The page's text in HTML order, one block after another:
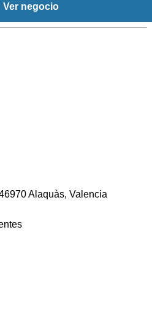
Ver negocio
Alaquàs, Valencia